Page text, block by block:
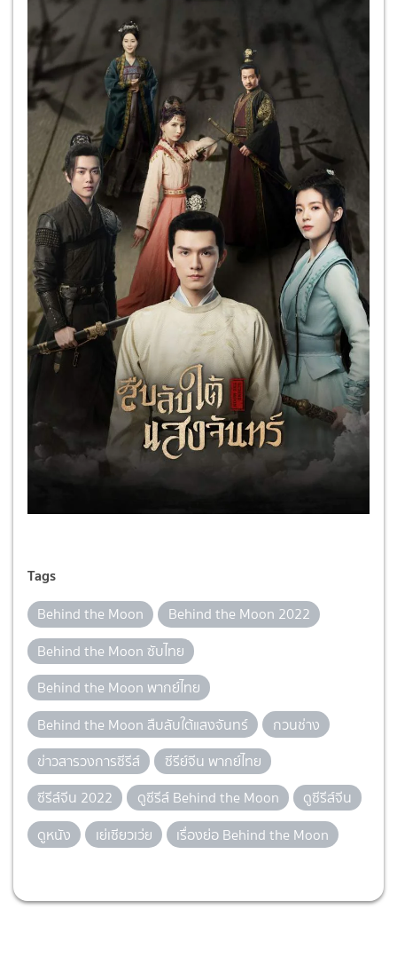
Tags
Behind the Moon
Behind the Moon 2022
Behind the Moon ซับไทย
Behind the Moon พากย์ไทย
Behind the Moon สืบลับใต้แสงจันทร์
กวนช่าง
ข่าวสารวงการซีรีส์
ซีรีย์จีน พากย์ไทย
ซีรีส์จีน 2022
ดูซีรีส์ Behind the Moon
ดูซีรีส์จีน
ดูหนัง
เย่เซียวเว่ย เรื่องย่อ Behind the Moon